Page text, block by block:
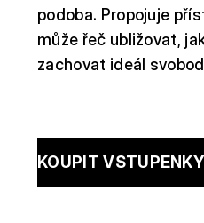
podoba. Propojuje
může řeč ubližovat,
zachovat ideál
KOUPIT VSTUPENKY